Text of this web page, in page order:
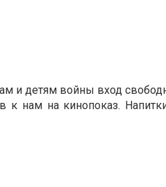
и детям войны вход
к нам на кинопоказ.